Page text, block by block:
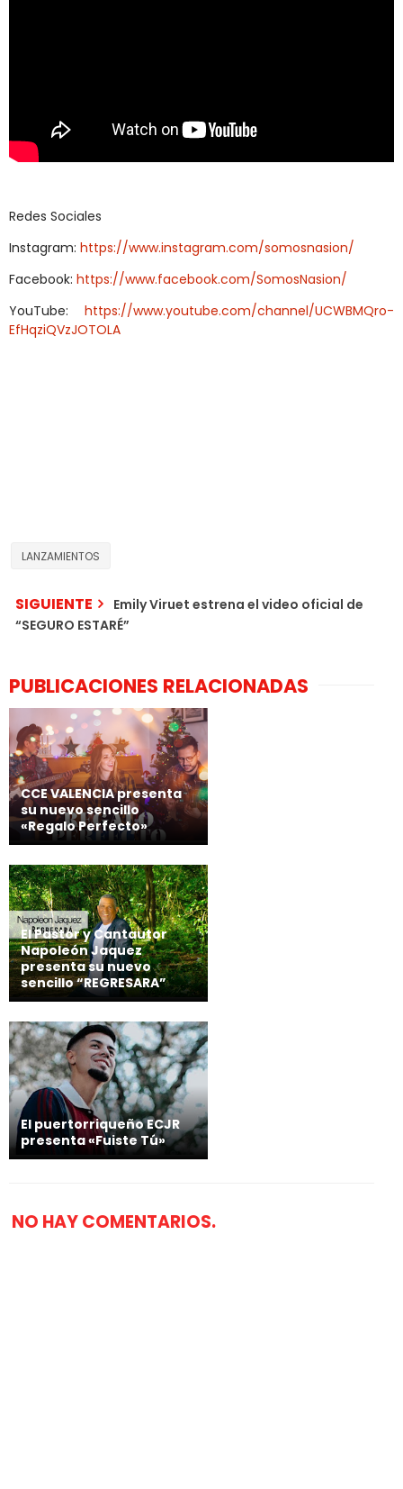
Redes Sociales
Instagram: https://www.instagram.com/somosnasion/
Facebook: https://www.facebook.com/SomosNasion/
YouTube: https://www.youtube.com/channel/UCWBMQro-
EfHqziQVzJOTOLA
LANZAMIENTOS
SIGUIENTE
Emily Viruet estrena el video oficial de
“SEGURO ESTARÉ”
PUBLICACIONES RELACIONADAS
CCE VALENCIA presenta
su nuevo sencillo
«Regalo Perfecto»
El Pastor y Cantautor
Napoleón Jaquez
presenta su nuevo
sencillo “REGRESARA”
El puertorriqueño ECJR
presenta «Fuiste Tú»
NO HAY COMENTARIOS.